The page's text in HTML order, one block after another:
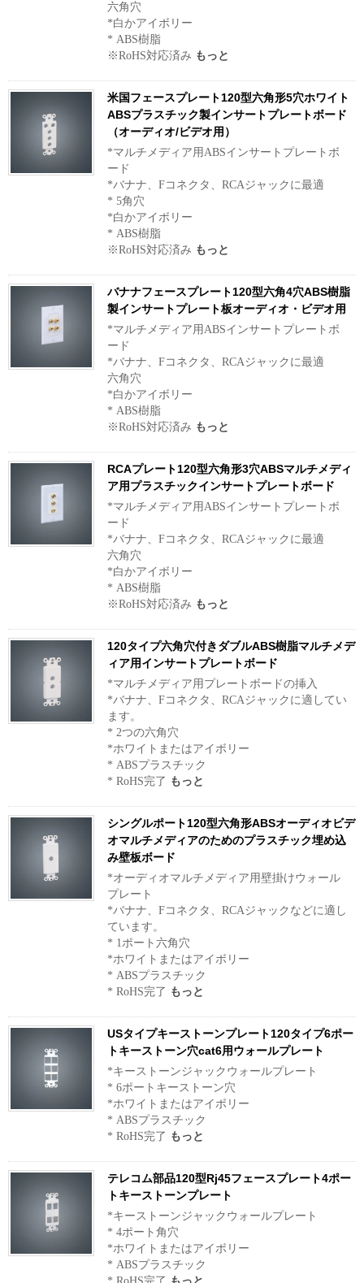
六角穴
*白かアイボリー
* ABS樹脂
※RoHS対応済み もっと
米国フェースプレート120型六角形5穴ホワイト
ABSプラスチック製インサートプレートボード
（オーディオ/ビデオ用）
*マルチメディア用ABSインサートプレートボ
ード
*バナナ、Fコネクタ、RCAジャックに最適
* 5角穴
*白かアイボリー
* ABS樹脂
※RoHS対応済み もっと
バナナフェースプレート120型六角4穴ABS樹脂
製インサートプレート板オーディオ・ビデオ用
*マルチメディア用ABSインサートプレートボ
ード
*バナナ、Fコネクタ、RCAジャックに最適
六角穴
*白かアイボリー
* ABS樹脂
※RoHS対応済み もっと
RCAプレート120型六角形3穴ABSマルチメディ
ア用プラスチックインサートプレートボード
*マルチメディア用ABSインサートプレートボ
ード
*バナナ、Fコネクタ、RCAジャックに最適
六角穴
*白かアイボリー
* ABS樹脂
※RoHS対応済み もっと
120タイプ六角穴付きダブルABS樹脂マルチメデ
ィア用インサートプレートボード
*マルチメディア用プレートボードの挿入
*バナナ、Fコネクタ、RCAジャックに適してい
ます。
* 2つの六角穴
*ホワイトまたはアイボリー
* ABSプラスチック
* RoHS完了 もっと
シングルポート120型六角形ABSオーディオビデ
オマルチメディアのためのプラスチック埋め込
み壁板ボード
*オーディオマルチメディア用壁掛けウォール
プレート
*バナナ、Fコネクタ、RCAジャックなどに適し
ています。
* 1ポート六角穴
*ホワイトまたはアイボリー
* ABSプラスチック
* RoHS完了 もっと
USタイプキーストーンプレート120タイプ6ポー
トキーストーン穴cat6用ウォールプレート
*キーストーンジャックウォールプレート
* 6ポートキーストーン穴
*ホワイトまたはアイボリー
* ABSプラスチック
* RoHS完了 もっと
テレコム部品120型Rj45フェースプレート4ポー
トキーストーンプレート
*キーストーンジャックウォールプレート
* 4ポート角穴
*ホワイトまたはアイボリー
* ABSプラスチック